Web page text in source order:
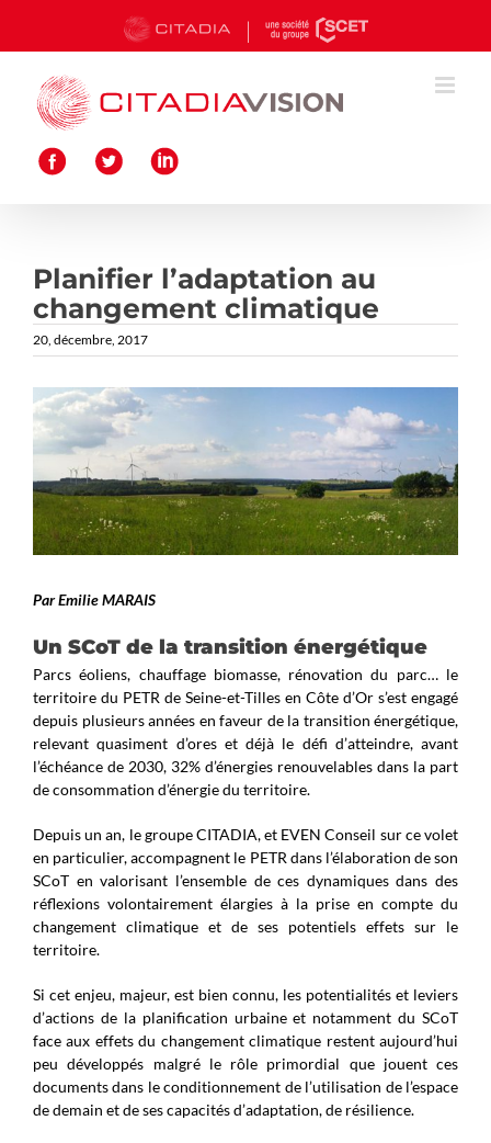
contenu
Planifier l’adaptation au
changement climatique
20, décembre, 2017
Par Emilie MARAIS
Un SCoT de la transition énergétique
Parcs éoliens, chauffage biomasse, rénovation du parc… le
territoire du PETR de Seine-et-Tilles en Côte d’Or s’est engagé
depuis plusieurs années en faveur de la transition énergétique,
relevant quasiment d’ores et déjà le défi d’atteindre, avant
l’échéance de 2030, 32% d’énergies renouvelables dans la part
de consommation d’énergie du territoire.
Depuis un an, le groupe CITADIA, et EVEN Conseil sur ce volet
en particulier, accompagnent le PETR dans l’élaboration de son
SCoT en valorisant l’ensemble de ces dynamiques dans des
réflexions volontairement élargies à la prise en compte du
changement climatique et de ses potentiels effets sur le
territoire.
Si cet enjeu, majeur, est bien connu, les potentialités et leviers
d’actions de la planification urbaine et notamment du SCoT
face aux effets du changement climatique restent aujourd’hui
peu développés malgré le rôle primordial que jouent ces
documents dans le conditionnement de l’utilisation de l’espace
de demain et de ses capacités d’adaptation, de résilience.